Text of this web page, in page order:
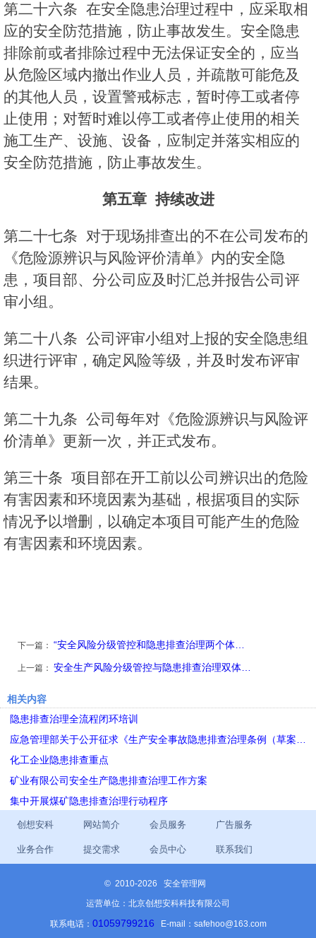
第二十六条 在安全隐患治理过程中，应采取相
应的安全防范措施，防止事故发生。安全隐患
排除前或者排除过程中无法保证安全的，应当
从危险区域内撤出作业人员，并疏散可能危及
的其他人员，设置警戒标志，暂时停工或者停
止使用；对暂时难以停工或者停止使用的相关
施工生产、设施、设备，应制定并落实相应的
安全防范措施，防止事故发生。
第五章 持续改进
第二十七条 对于现场排查出的不在公司发布的
《危险源辨识与风险评价清单》内的安全隐
患，项目部、分公司应及时汇总并报告公司评
审小组。
第二十八条 公司评审小组对上报的安全隐患组
织进行评审，确定风险等级，并及时发布评审
结果。
第二十九条 公司每年对《危险源辨识与风险评
价清单》更新一次，并正式发布。
第三十条 项目部在开工前以公司辨识出的危险
有害因素和环境因素为基础，根据项目的实际
情况予以增删，以确定本项目可能产生的危险
有害因素和环境因素。
下一篇： “安全风险分级管控和隐患排查治理两个体…
上一篇： 安全生产风险分级管控与隐患排查治理双体…
相关内容
隐患排查治理全流程闭环培训
应急管理部关于公开征求《生产安全事故隐患排查治理条例（草案…
化工企业隐患排查重点
矿业有限公司安全生产隐患排查治理工作方案
集中开展煤矿隐患排查治理行动程序
创想安科 网站简介 会员服务 广告服务
业务合作 提交需求 会员中心 联系我们
© 2010-2026 安全管理网
运营单位：北京创想安科科技有限公司
联系电话： 01059799216 E-mail：safehoo@163.com